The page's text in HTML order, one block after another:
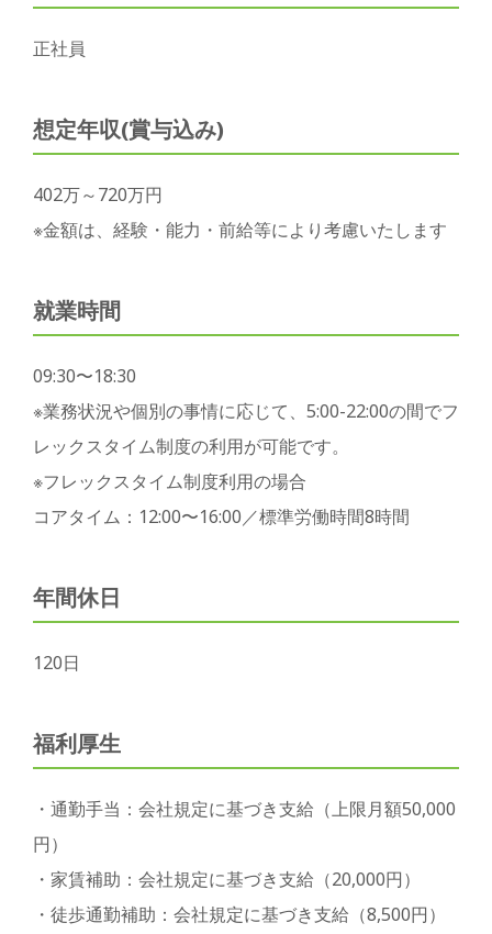
正社員
想定年収(賞与込み)
402万～720万円
※金額は、経験・能力・前給等により考慮いたします
就業時間
09:30〜18:30
※業務状況や個別の事情に応じて、5:00-22:00の間でフ
レックスタイム制度の利用が可能です。
※フレックスタイム制度利用の場合
コアタイム：12:00〜16:00／標準労働時間8時間
年間休日
120日
福利厚生
・通勤手当：会社規定に基づき支給（上限月額50,000
円）
・家賃補助：会社規定に基づき支給（20,000円）
・徒歩通勤補助：会社規定に基づき支給（8,500円）